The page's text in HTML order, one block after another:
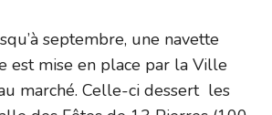
septembre, une navette
est mise en place par la Ville
marché. Celle-ci dessert les